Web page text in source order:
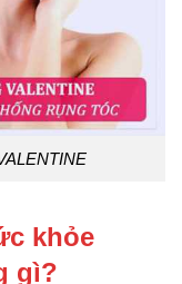
khỏe
gì?